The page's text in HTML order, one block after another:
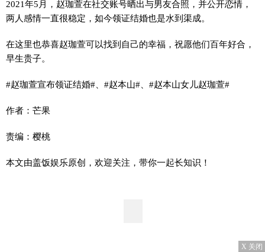
2021年5月，赵珈萱在社交账号晒出与男友合照，并公开恋情，
两人感情一直很稳定，如今领证结婚也是水到渠成。
在这里也恭喜赵珈萱可以找到自己的幸福，祝愿他们百年好合，
早生贵子。
#赵珈萱宣布领证结婚#、#赵本山#、#赵本山女儿赵珈萱#
作者：芒果
责编：樱桃
本文由盖饭娱乐原创，欢迎关注，带你一起长知识！
X 关闭